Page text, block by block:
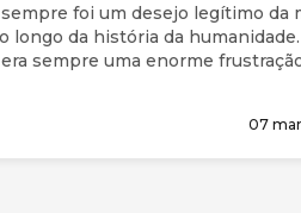
foi um desejo legítimo da
longo da história da
sempre uma enorme
a principal responsável pela
de procriar.
07